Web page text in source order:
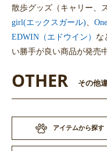
散歩グッズ（キャリー、
girl(エックスガール)
EDWIN（エドウイン） な
い勝手が良い商品が発売
OTHER その他
アイテムから探す